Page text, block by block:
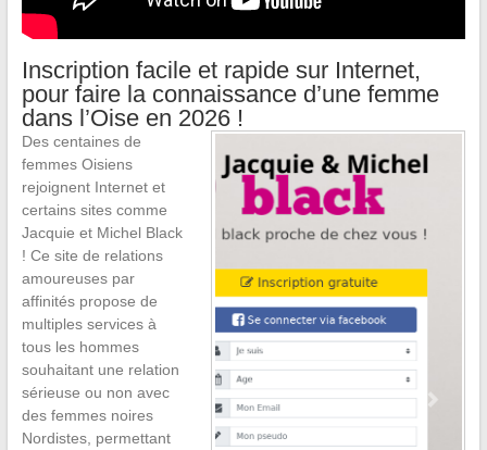
Inscription facile et rapide sur Internet,
pour faire la connaissance d’une femme
dans l’Oise en 2026 !
Des centaines de
femmes Oisiens
rejoignent Internet et
certains sites comme
Jacquie et Michel Black
! Ce site de relations
amoureuses par
affinités propose de
multiples services à
tous les hommes
souhaitant une relation
sérieuse ou non avec
des femmes noires
Nordistes, permettant